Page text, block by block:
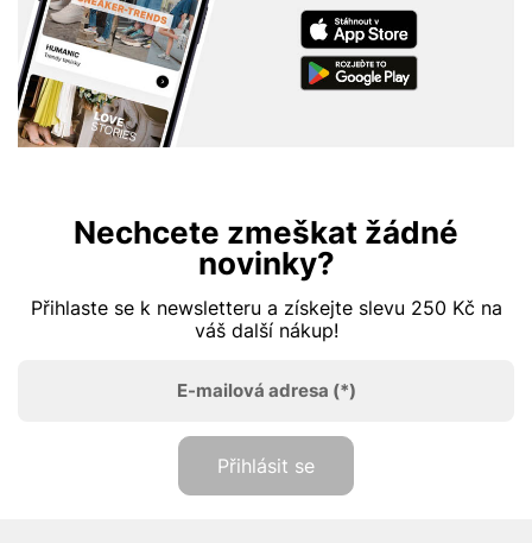
Nechcete zmeškat žádné
novinky?
Přihlaste se k newsletteru a získejte slevu 250 Kč na
váš další nákup!
E-mailová adresa (*)
Přihlásit se